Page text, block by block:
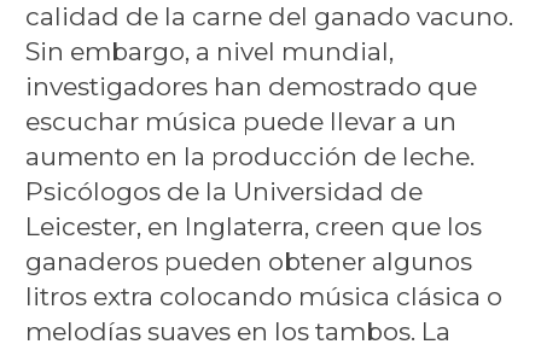
calidad de la carne del ganado vacuno.
Sin embargo, a nivel mundial,
investigadores han demostrado que
escuchar música puede llevar a un
aumento en la producción de leche.
Psicólogos de la Universidad de
Leicester, en Inglaterra, creen que los
ganaderos pueden obtener algunos
litros extra colocando música clásica o
melodías suaves en los tambos. La